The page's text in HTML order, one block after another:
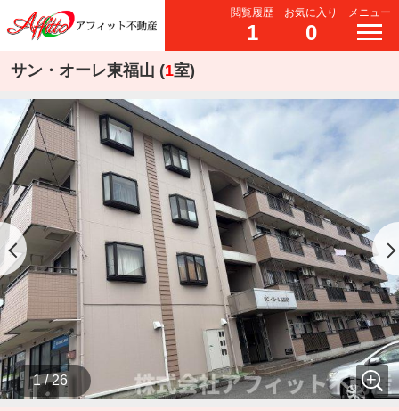
閲覧履歴
1
お気に入り
0
メニュー
サン・オーレ東福山 (1室)
1 / 26